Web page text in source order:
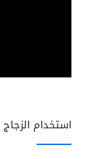
استخدام